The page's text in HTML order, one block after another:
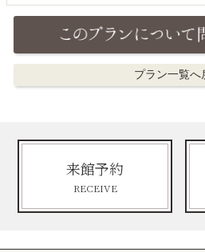
プラン一覧へ
来館予約
RECEIVE